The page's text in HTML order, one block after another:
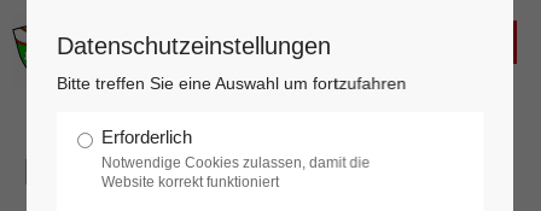
Login
Benutzername
Fahrzeugbergung
Datenschutzeinstellungen
Bitte treffen Sie eine Auswahl um fortzufahren
Erforderlich
Notwendige Cookies zulassen, damit die
Website korrekt funktioniert
FREIWILLIGE FEUERWEHR
KALTENLEUTGEBEN